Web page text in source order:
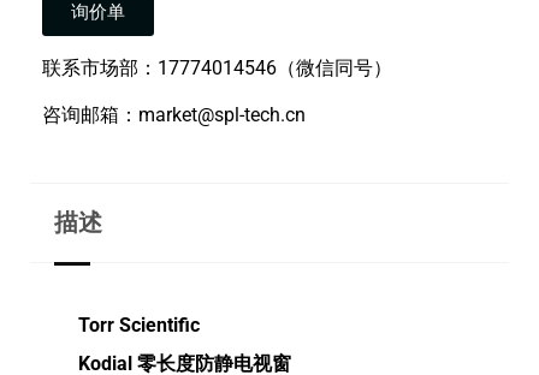
询价单
联系市场部：17774014546（微信同号）
咨询邮箱：market@spl-tech.cn
描述
Torr Scientific
Kodial 零长度防静电视窗